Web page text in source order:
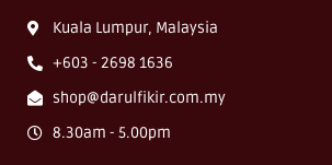
Kuala Lumpur, Malaysia
+603 - 2698 1636
shop@darulfikir.com.my
8.30am - 5.00pm